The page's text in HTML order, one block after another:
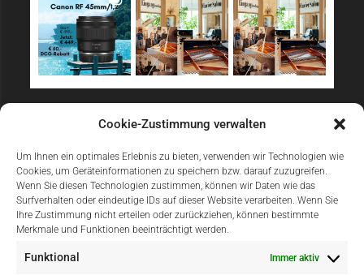
Cookie-Zustimmung verwalten
Um Ihnen ein optimales Erlebnis zu bieten, verwenden wir Technologien wie
Cookies, um Geräteinformationen zu speichern bzw. darauf zuzugreifen.
Wenn Sie diesen Technologien zustimmen, können wir Daten wie das
Surfverhalten oder eindeutige IDs auf dieser Website verarbeiten. Wenn Sie
Ihre Zustimmung nicht erteilen oder zurückziehen, können bestimmte
Merkmale und Funktionen beeinträchtigt werden.
Funktional Immer aktiv
Sicher Einkaufen